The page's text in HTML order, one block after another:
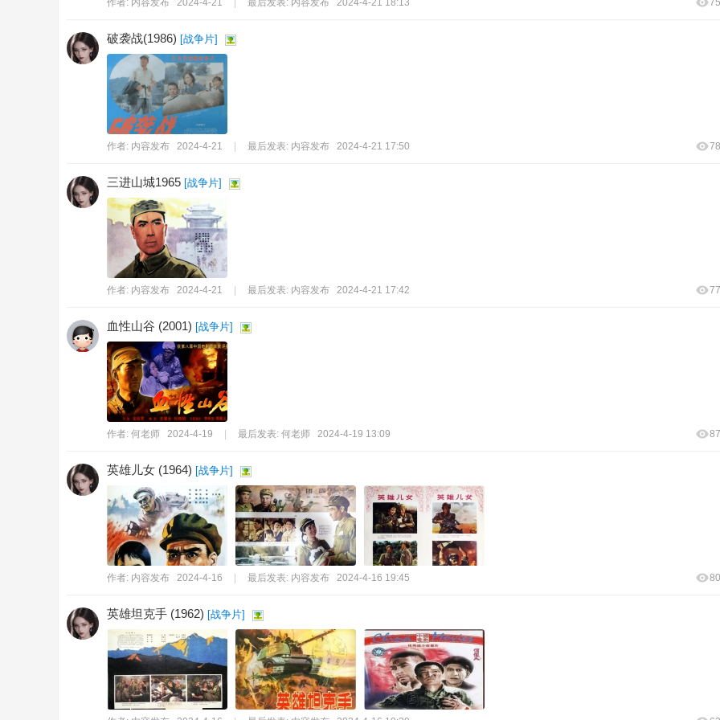
作者: 内容发布 2024-4-21 最后发表: 内容发布 2024-4-21 18:13
破袭战(1986) [战争片]
作者: 内容发布 2024-4-21 最后发表: 内容发布 2024-4-21 17:50
三进山城1965 [战争片]
作者: 内容发布 2024-4-21 最后发表: 内容发布 2024-4-21 17:42
血性山谷 (2001) [战争片]
作者: 何老师 2024-4-19 最后发表: 何老师 2024-4-19 13:09
英雄儿女 (1964) [战争片]
作者: 内容发布 2024-4-16 最后发表: 内容发布 2024-4-16 19:45
英雄坦克手 (1962) [战争片]